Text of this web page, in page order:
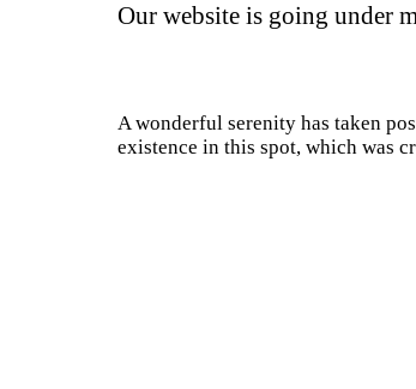
Our website is going under
A wonderful serenity has taken
existence in this spot, which was